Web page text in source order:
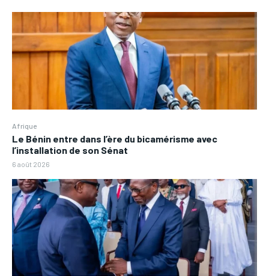
Afrique
Le Bénin entre dans l’ère du bicamérisme avec
l’installation de son Sénat
6 août 2026